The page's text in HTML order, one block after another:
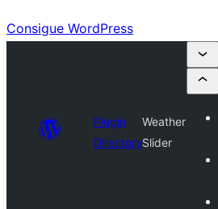
Consigue WordPress
Plugin
Directory
Weather
Slider